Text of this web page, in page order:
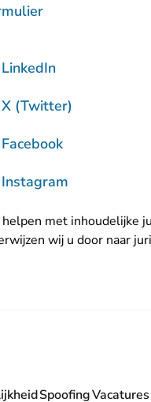
- U verlaat
- U verlaat
(Twitter)
- U verlaat
met inhoudelijke
wij u door naar
SpoofingVacatures